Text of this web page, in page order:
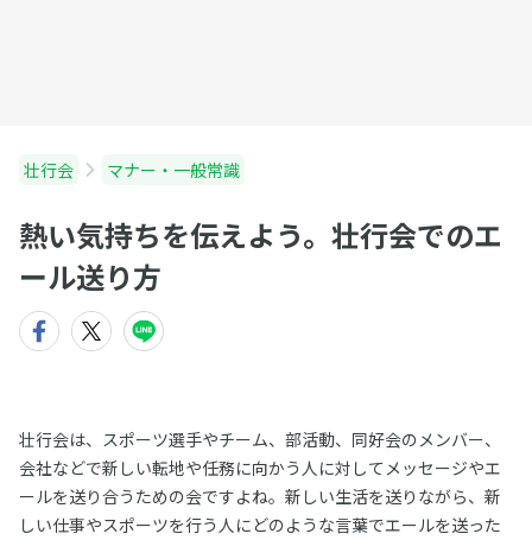
壮行会 マナー・一般常識
熱い気持ちを伝えよう。壮行会でのエ
ール送り方
壮行会は、スポーツ選手やチーム、部活動、同好会のメンバー、
会社などで新しい転地や任務に向かう人に対してメッセージやエ
ールを送り合うための会ですよね。新しい生活を送りながら、新
しい仕事やスポーツを行う人にどのような言葉でエールを送った